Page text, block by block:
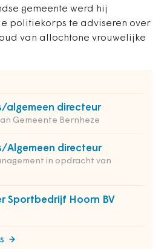
gemeente werd hij
politiekorps te adviseren over
van allochtone vrouwelijke
algemeen directeur
Gemeente Bernheze
Algemeen directeur
in opdracht van
Sportbedrijf Hoorn BV